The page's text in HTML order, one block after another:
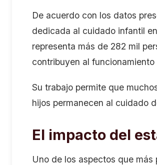
De acuerdo con los datos
dedicada al cuidado infantil
representa más de 282 mil
contribuyen al
Su trabajo permite que
hijos permanecen al cuidado
El impacto del
Uno de los aspectos que